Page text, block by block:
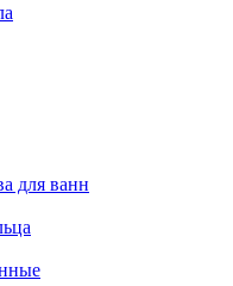
для ванн